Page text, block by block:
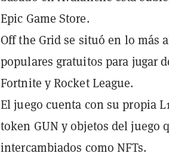
Epic Game Store.
Off the Grid se situó en lo más
populares gratuitos para jugar
Fortnite y Rocket League.
El juego cuenta con su propia
token GUN y objetos del juego
intercambiados como NFTs.